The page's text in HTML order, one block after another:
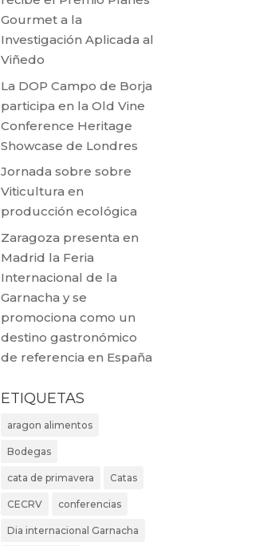
Gourmet a la
Investigación Aplicada al
Viñedo
La DOP Campo de Borja
participa en la Old Vine
Conference Heritage
Showcase de Londres
Jornada sobre sobre
Viticultura en
producción ecológica
Zaragoza presenta en
Madrid la Feria
Internacional de la
Garnacha y se
promociona como un
destino gastronómico
de referencia en España
ETIQUETAS
aragon alimentos
Bodegas
cata de primavera Catas
CECRV conferencias
Dia internacional Garnacha